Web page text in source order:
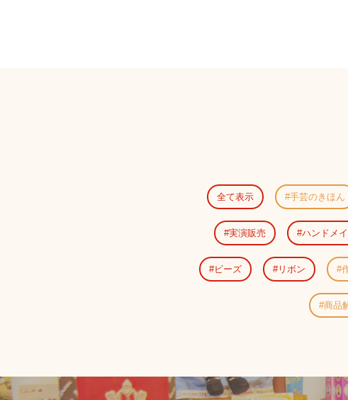
全て表示 手芸のきほん
実演販売 ハンドメ
ビーズ リボン
商品